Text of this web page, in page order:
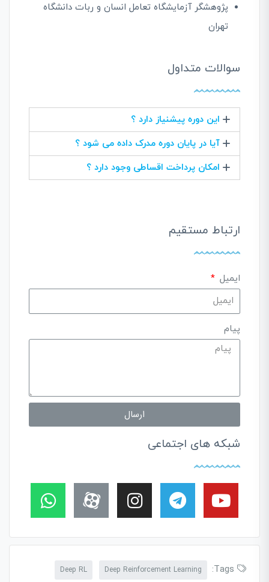
پژوهشگر آزمایشگاه تعامل انسان و ربات دانشگاه
تهران
سوالات متداول
این دوره پیشنیاز دارد ؟
آیا در پایان دوره مدرک داده می شود ؟
امکان پرداخت اقساطی وجود دارد ؟
ارتباط مستقیم
ایمیل
پیام
ارسال
شبکه های اجتماعی
Tags:
Deep Reinforcement Learning
Deep RL